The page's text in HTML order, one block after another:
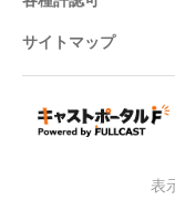
サイトマップ
表